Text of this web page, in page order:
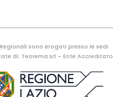
sono erogati presso le sedi
di: Teorema srl – Ente Accreditato